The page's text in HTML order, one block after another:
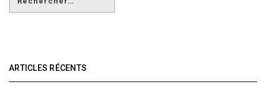
ARTICLES RÉCENTS